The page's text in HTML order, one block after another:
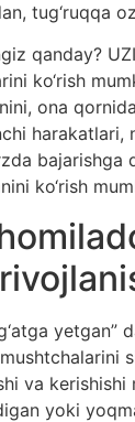
tug‘ruqqa
qanday?
ko‘rish
ona
harakatlari,
bajarishga
ko‘rish
yetgan”
va kerishishi
yoki